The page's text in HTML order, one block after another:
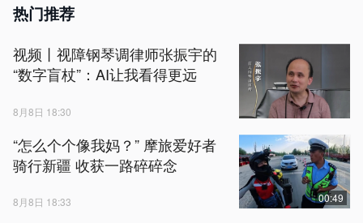
热门推荐
视频丨视障钢琴调律师张振宇的
“数字盲杖”：AI让我看得更远
8月8日 18:30
“怎么个个像我妈？” 摩旅爱好者
骑行新疆 收获一路碎碎念
8月8日 18:33 00:49